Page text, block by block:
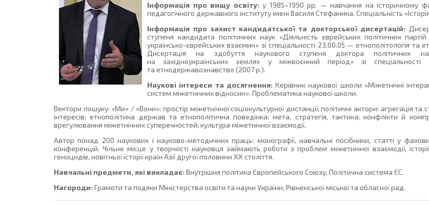
Інформація про вищу освіту: у 1985–1990 рр. — навчання на історичному
педагогічного державного інституту імені Василя Стефаника. Спеціальність
Інформація про захист кандидатської та докторської дисертацій:
ступеня кандидата політичних наук «Діяльність єврейських політичних партій
українсько-єврейських взаємин» зі спеціальності 23.00.05 — етнополітологія та
Дисертація на здобуття наукового ступеня доктора політичних
на західноукраїнських землях у міжвоєнний період» зі спеціальності
та етнодержавознавство (2007 р.).
Наукові інтереси та досягнення: Керівник наукової школи «Міжетнічні
систем міжетнічних відносин». Проблематика наукової школи.
Вектори пошуку: «Ми» / «Вони»: простір міжетнічної соціокультурної дистанції; політичні актори: агрегація та
інтересів; етнополітика держав та етнополітична поведінка: мета, стратегія, тактика; конфлікти й
врегулювання міжетнічних суперечностей; культура міжетнічної взаємодії.
Автор понад 200 наукових і науково-методичних праць: монографії, навчальні посібники, статті у
конференцій. Чільне місце у творчості науковця займають роботи з проблем міжетнічної взаємодії,
геноцидів, новітньої історії країн Азії другої половини ХХ століття.
Навчальні предмети, які викладає: Внутрішня політика Європейського Союзу, Політична система ЄС.
Нагороди: Грамоти та подяки Міністерства освіти та науки України, Рівненської міської та обласної рад.